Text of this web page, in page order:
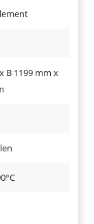
B 1199 mm x